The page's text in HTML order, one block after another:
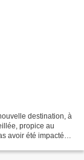
destination, à
propice au
avoir été impacté